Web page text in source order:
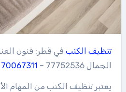
تنظيف الكنبفي قطر: فنون
الجمال 77752536 –
70067311
يعتبر تنظيف الكنب من المهام